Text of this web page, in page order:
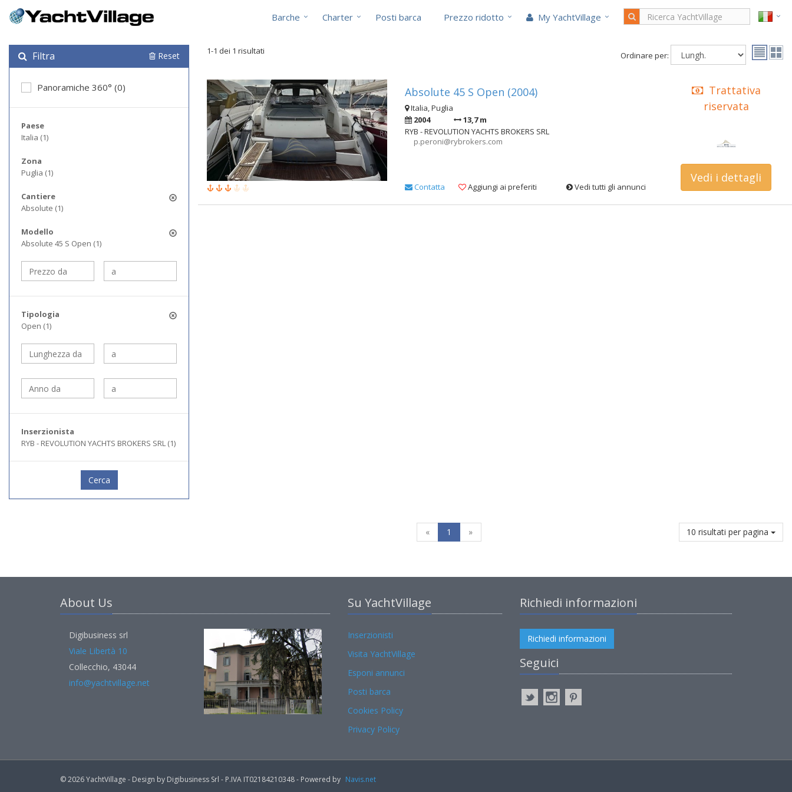
Barche Charter Posti barca Prezzo ridotto My YachtVillage
Filtra Reset
Panoramiche 360° (0)
Paese
Italia (1)
Zona
Puglia (1)
Cantiere
Absolute (1)
Modello
Absolute 45 S Open (1)
Tipologia
Open (1)
Inserzionista
RYB - REVOLUTION YACHTS BROKERS SRL (1)
Cerca
1-1 dei 1 risultati Ordinare per:
Absolute 45 S Open (2004)
Trattativa
riservata
Italia, Puglia
2004
13,7 m
RYB - REVOLUTION YACHTS BROKERS SRL
p.peroni@rybrokers.com
Contatta Aggiungi ai preferiti Vedi tutti gli annunci
Vedi i dettagli
« 1 » 10 risultati per pagina
About Us
Digibusiness srl
Viale Libertà 10
Collecchio, 43044
info@yachtvillage.net
Su YachtVillage
Inserzionisti
Visita YachtVillage
Esponi annunci
Posti barca
Cookies Policy
Privacy Policy
Richiedi informazioni
Richiedi informazioni
Seguici
© 2026 YachtVillage - Design by Digibusiness Srl - P.IVA IT02184210348 - Powered by Navis.net